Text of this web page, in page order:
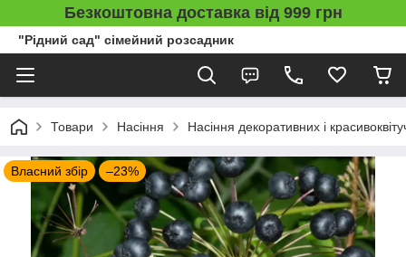
Безкоштовна доставка від 999 грн
"Рідний сад" сімейний розсадник
Товари Насіння Насіння декоративних і
Власний збір –23%